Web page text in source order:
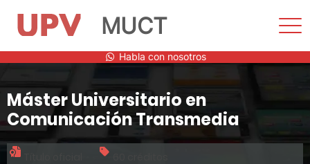
contenido
MUCT
Habla con nosotros
Máster Universitario en
Comunicación Transmedia